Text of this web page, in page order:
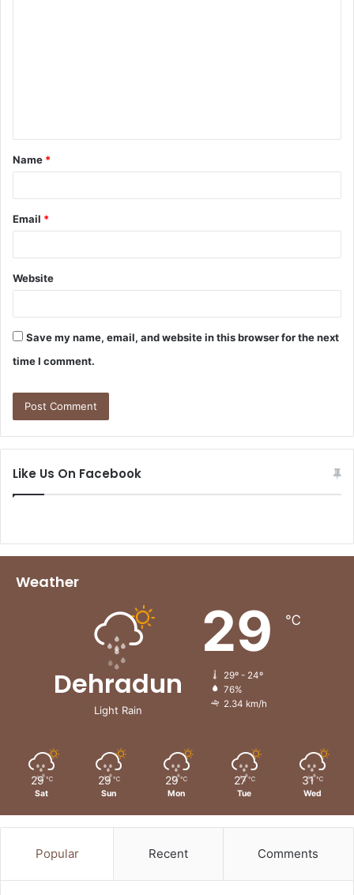
t
*
Name *
Email *
Website
Save my name, email, and website in this browser for the next
time I comment.
Like Us On Facebook
Weather
Dehradun
Light Rain
29 ℃
29º - 24º
76%
2.34 km/h
29 ℃
Sat
29 ℃
Sun
29 ℃
Mon
27 ℃
Tue
31 ℃
Wed
Popular Recent Comments